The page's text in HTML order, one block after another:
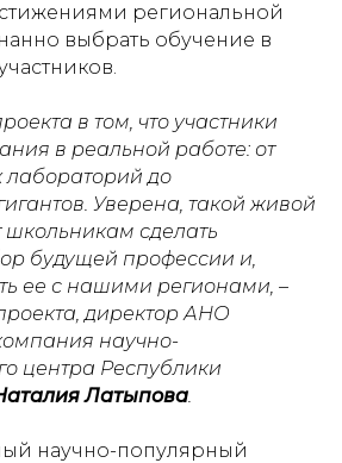
региональной
выбрать обучение в
в том, что участники
в реальной работе: от
лабораторий до
Уверена, такой живой
сделать
будущей профессии и,
ее с нашими регионами, –
директор АНО
научно-
центра Республики
Латыпова.
научно-популярный